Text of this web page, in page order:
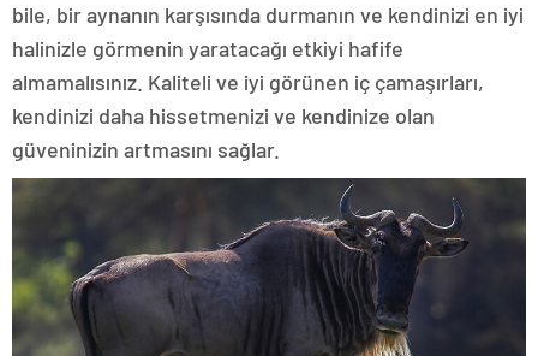
bile, bir aynanın karşısında durmanın ve kendinizi en iyi
halinizle görmenin yaratacağı etkiyi hafife
almamalısınız. Kaliteli ve iyi görünen iç çamaşırları,
kendinizi daha hissetmenizi ve kendinize olan
güveninizin artmasını sağlar.